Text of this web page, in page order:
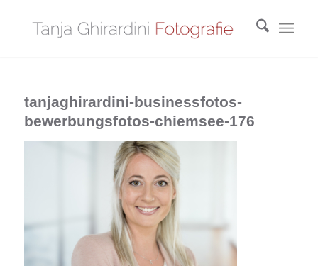
tanjaghirardini-businessfotos-
bewerbungsfotos-chiemsee-176